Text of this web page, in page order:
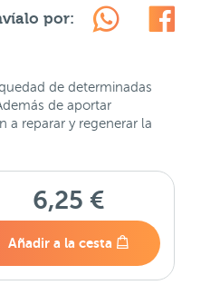
por:
de determinadas
de aportar
a reparar y regenerar la
6,25 €
Añadir a la cesta